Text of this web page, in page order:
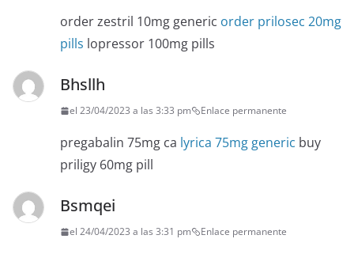
order zestril 10mg generic order prilosec 20mg
pills lopressor 100mg pills
Bhsllh
el 23/04/2023 a las 3:33 pm Enlace permanente
pregabalin 75mg ca lyrica 75mg generic buy
priligy 60mg pill
Bsmqei
el 24/04/2023 a las 3:31 pm Enlace permanente